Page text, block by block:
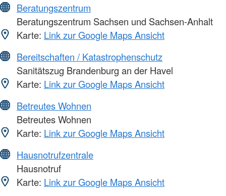
Beratungszentrum
Beratungszentrum Sachsen und Sachsen-Anhalt
Karte: Link zur Google Maps Ansicht
Bereitschaften / Katastrophenschutz
Sanitätszug Brandenburg an der Havel
Karte: Link zur Google Maps Ansicht
Betreutes Wohnen
Betreutes Wohnen
Karte: Link zur Google Maps Ansicht
Hausnotrufzentrale
Hausnotruf
Karte: Link zur Google Maps Ansicht